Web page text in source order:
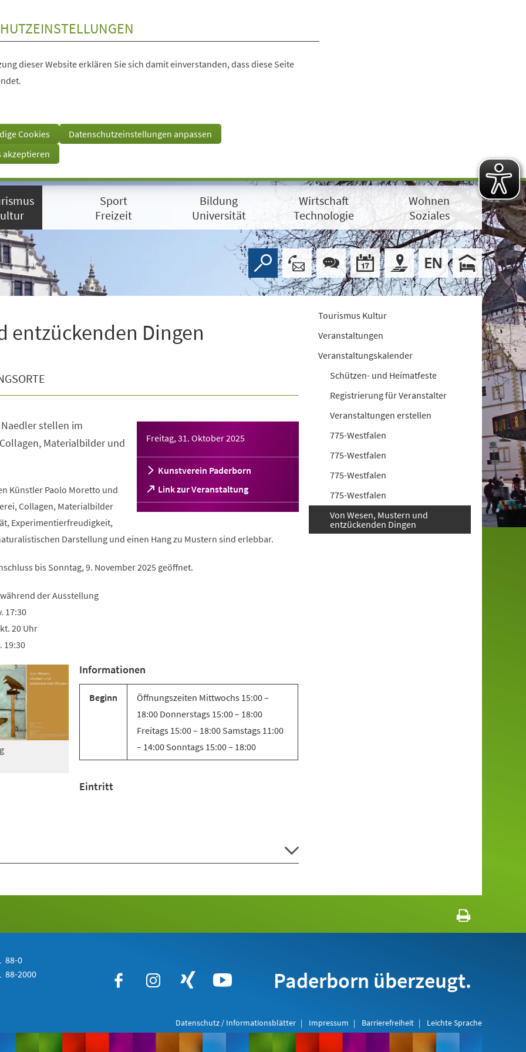
dieser Website erklären Sie sich damit einverstanden, dass diese Seite
Cookies
Datenschutzeinstellungen anpassen
akzeptieren
Sport
Freizeit
Bildung
Universität
Wirtschaft
Technologie
Wohnen
Soziales
entzückenden Dingen
Freitag, 31. Oktober 2025
Kunstverein Paderborn
Link zur Veranstaltung
(Öffnet
in
einem
Tab)
stellen im
Materialbilder und
Künstler Paolo Moretto und
Collagen, Materialbilder
Experimentierfreudigkeit,
Darstellung und einen Hang zu Mustern sind erlebbar.
bis Sonntag, 9. November 2025 geöffnet.
der Ausstellung
17:30
20 Uhr
19:30
Informationen
Beginn
Öffnungszeiten Mittwochs 15:00 –
18:00 Donnerstags 15:00 – 18:00
Freitags 15:00 – 18:00 Samstags 11:00
– 14:00 Sonntags 15:00 – 18:00
Eintritt
Tourismus Kultur
Veranstaltungen
Veranstaltungskalender
Schützen- und Heimatfeste
Registrierung für Veranstalter
Veranstaltungen erstellen
775-Westfalen
775-Westfalen
775-Westfalen
775-Westfalen
Von Wesen, Mustern und
entzückenden Dingen
88-0
88-2000 Paderborn überzeugt.
Datenschutz / Informationsblätter Impressum Barrierefreiheit Leichte Sprache